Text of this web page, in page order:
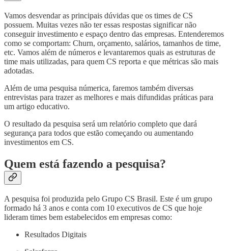
Vamos desvendar as principais dúvidas que os times de CS
possuem. Muitas vezes não ter essas respostas significar não
conseguir investimento e espaço dentro das empresas. Entenderemos
como se comportam: Churn, orçamento, salários, tamanhos de time,
etc. Vamos além de números e levantaremos quais as estruturas de
time mais utilizadas, para quem CS reporta e que métricas são mais
adotadas.
Além de uma pesquisa númerica, faremos também diversas
entrevistas para trazer as melhores e mais difundidas práticas para
um artigo educativo.
O resultado da pesquisa será um relatório completo que dará
segurança para todos que estão começando ou aumentando
investimentos em CS.
Quem está fazendo a pesquisa?
A pesquisa foi produzida pelo Grupo CS Brasil. Este é um grupo
formado há 3 anos e conta com 10 executivos de CS que hoje
lideram times bem estabelecidos em empresas como:
Resultados Digitais